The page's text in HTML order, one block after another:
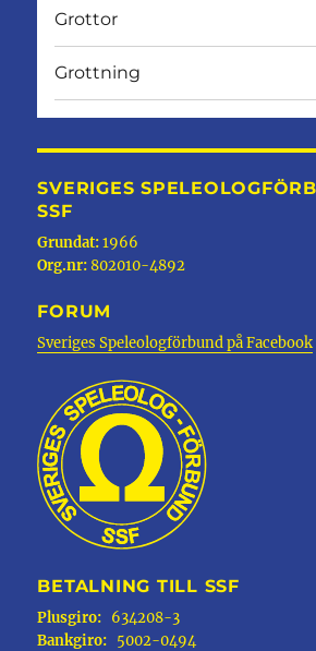
Grottor
Grottning
SVERIGES
SSF
Grundat:1966
Org.nr:802010-4892
FORUM
Sveriges Speleologförbund på Facebook
BETALNING TILL SSF
Plusgiro: 634208-3
Bankgiro: 5002-0494